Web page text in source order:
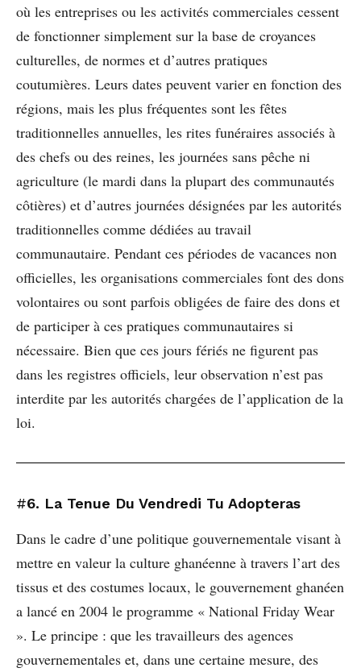
où les entreprises ou les activités commerciales cessent
de fonctionner simplement sur la base de croyances
culturelles, de normes et d’autres pratiques
coutumières. Leurs dates peuvent varier en fonction des
régions, mais les plus fréquentes sont les fêtes
traditionnelles annuelles, les rites funéraires associés à
des chefs ou des reines, les journées sans pêche ni
agriculture (le mardi dans la plupart des communautés
côtières) et d’autres journées désignées par les autorités
traditionnelles comme dédiées au travail
communautaire. Pendant ces périodes de vacances non
officielles, les organisations commerciales font des dons
volontaires ou sont parfois obligées de faire des dons et
de participer à ces pratiques communautaires si
nécessaire. Bien que ces jours fériés ne figurent pas
dans les registres officiels, leur observation n’est pas
interdite par les autorités chargées de l’application de la
loi.
#6. La Tenue Du Vendredi Tu Adopteras
Dans le cadre d’une politique gouvernementale visant à
mettre en valeur la culture ghanéenne à travers l’art des
tissus et des costumes locaux, le gouvernement ghanéen
a lancé en 2004 le programme « National Friday Wear
». Le principe : que les travailleurs des agences
gouvernementales et, dans une certaine mesure, des